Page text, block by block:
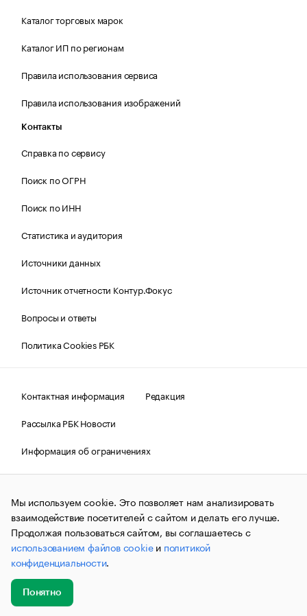
Каталог торговых марок
Каталог ИП по регионам
Правила использования сервиса
Правила использования изображений
Контакты
Справка по сервису
Поиск по ОГРН
Поиск по ИНН
Статистика и аудитория
Источники данных
Источник отчетности Контур.Фокус
Вопросы и ответы
Политика Cookies РБК
Контактная информация
Редакция
Рассылка РБК Новости
Информация об ограничениях
Правовая информация
О соблюдении авторских прав
© АО «РОСБИЗНЕСКОНСАЛТИНГ»,1995–2026.Сообщения
и материалы информационного агентства «РБК»
(зарегистрировано Федеральной службой по надзору в сфере
связи, информационных технологий и массовых
коммуникаций (Роскомнадзор) 09.12.2015 за номером ИА
№ФС77-63848) сопровождаются пометкой «РБК». Отдельные
публикации могут содержать информацию,
не предназначенную для пользователей
до 18 лет.
Мы используем cookie. Это позволяет нам анализировать
взаимодействие посетителей с сайтом и делать его лучше.
Продолжая пользоваться сайтом, вы соглашаетесь с
использованием файлов cookieи политикой
конфиденциальности.
Понятно